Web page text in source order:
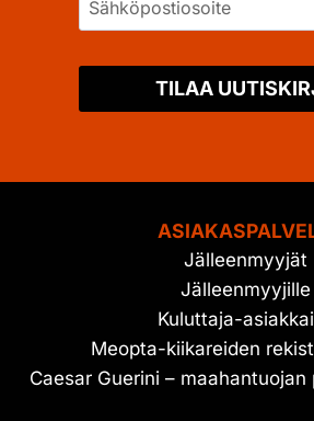
TILAA
Jälleenmyyjät
Jälleenmyyjille
Kuluttaja-
Meopta-kiikareiden
Caesar Guerini –